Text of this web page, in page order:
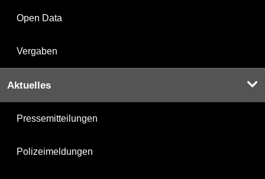
Open Data
Vergaben
Aktuelles
Pressemitteilungen
Polizeimeldungen